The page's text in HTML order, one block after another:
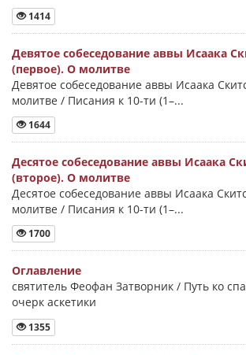
1414
Девятое собеседование аввы Исаака
(первое). О молитве
Девятое собеседование аввы Исаака
молитве / Писания к 10-ти (1–...
1644
Десятое собеседование аввы Исаака
(второе). О молитве
Десятое собеседование аввы Исаака
молитве / Писания к 10-ти (1–...
1700
Оглавление
святитель Феофан Затворник / Путь ко
очерк аскетики
1355